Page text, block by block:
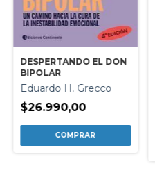
DESPERTANDO EL DON
BIPOLAR
Eduardo H. Grecco
$26.990,00